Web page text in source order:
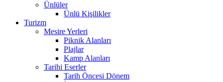
Ünlüler
Ünlü Kişilikler
Turizm
Mesire Yerleri
Piknik Alanları
Plajlar
Kamp Alanları
Tarihi Eserler
Tarih Öncesi Dönem